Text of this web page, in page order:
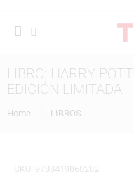
LIBRO: HARRY
EDICIÓN LIMITADA
Home LIBROS
SKU: 9788419868282